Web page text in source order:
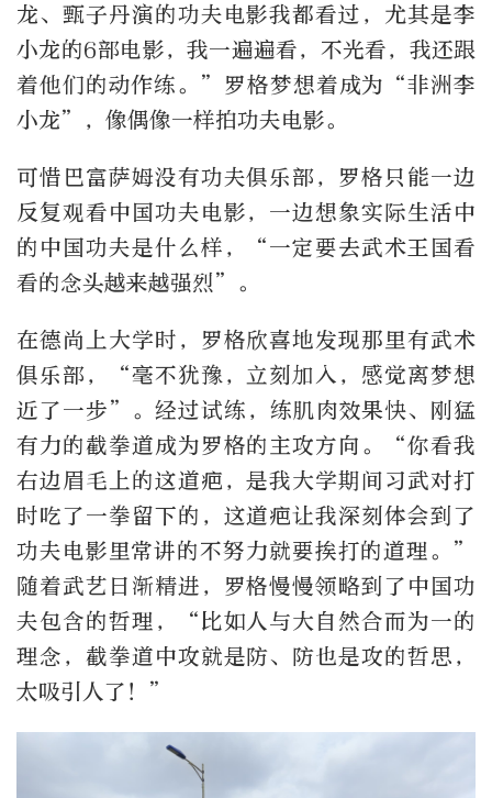
龙、甄子丹演的功夫电影我都看过，尤其是李
小龙的6部电影，我一遍遍看，不光看，我还跟
着他们的动作练。”罗格梦想着成为“非洲李
小龙”，像偶像一样拍功夫电影。
可惜巴富萨姆没有功夫俱乐部，罗格只能一边
反复观看中国功夫电影，一边想象实际生活中
的中国功夫是什么样，“一定要去武术王国看
看的念头越来越强烈”。
在德尚上大学时，罗格欣喜地发现那里有武术
俱乐部，“毫不犹豫，立刻加入，感觉离梦想
近了一步”。经过试练，练肌肉效果快、刚猛
有力的截拳道成为罗格的主攻方向。“你看我
右边眉毛上的这道疤，是我大学期间习武对打
时吃了一拳留下的，这道疤让我深刻体会到了
功夫电影里常讲的不努力就要挨打的道理。”
随着武艺日渐精进，罗格慢慢领略到了中国功
夫包含的哲理，“比如人与大自然合而为一的
理念，截拳道中攻就是防、防也是攻的哲思，
太吸引人了！”